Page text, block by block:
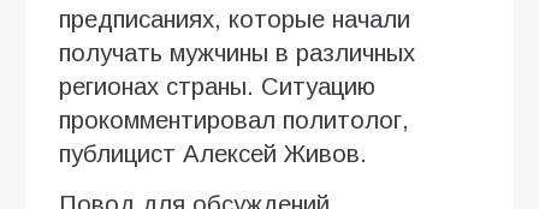
предписаниях, которые начали
получать мужчины в различных
регионах страны. Ситуацию
прокомментировал политолог,
публицист Алексей Живов.